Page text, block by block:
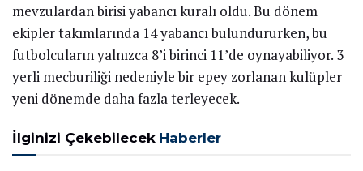
mevzulardan birisi yabancı kuralı oldu. Bu dönem
ekipler takımlarında 14 yabancı bulundururken, bu
futbolcuların yalnızca 8’i birinci 11’de oynayabiliyor. 3
yerli mecburiliği nedeniyle bir epey zorlanan kulüpler
yeni dönemde daha fazla terleyecek.
İlginizi Çekebilecek Haberler